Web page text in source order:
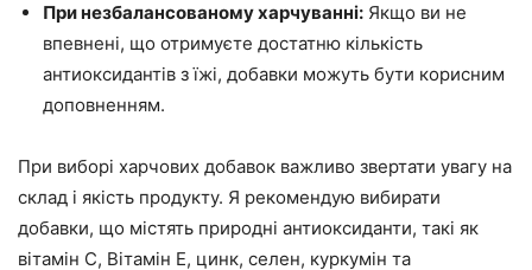
При незбалансованому харчуванні: Якщо ви не
впевнені, що отримуєте достатню кількість
антиоксидантів з їжі, добавки можуть бути корисним
доповненням.
При виборі харчових добавок важливо звертати увагу на
склад і якість продукту. Я рекомендую вибирати
добавки, що містять природні антиоксиданти, такі як
вітамін C, Вітамін Е, цинк, селен, куркумін та